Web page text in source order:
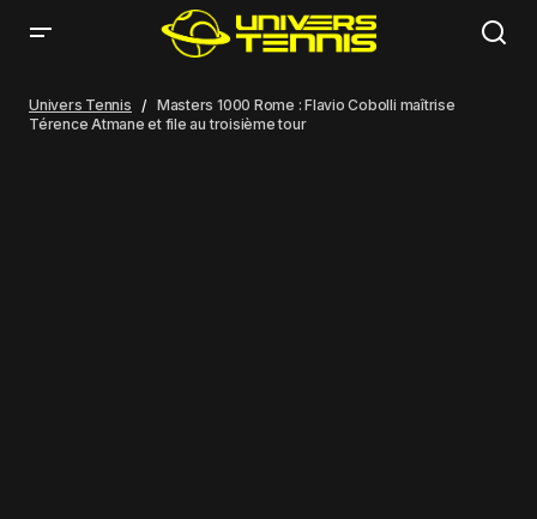
troisième tour
Univers Tennis
Masters 1000 Rome : Flavio Cobolli maîtrise
Térence Atmane et file au troisième tour